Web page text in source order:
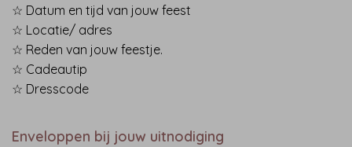
☆ Datum en tijd van jouw feest
☆ Locatie/ adres
☆ Reden van jouw feestje.
☆ Cadeautip
☆ Dresscode
Enveloppen bij jouw uitnodiging